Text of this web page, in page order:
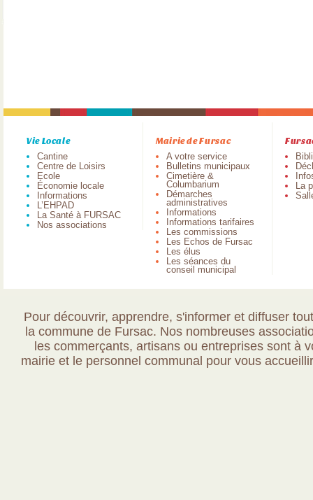
Vie Locale
Cantine
Centre de Loisirs
Ecole
Économie locale
Informations
L’EHPAD
La Santé à FURSAC
Nos associations
Mairie de Fursac
A votre service
Bulletins municipaux
Cimetière &
Columbarium
Démarches
administratives
Informations
Informations tarifaires
Les commissions
Les Echos de Fursac
Les élus
Les séances du
conseil municipal
La
Pour découvrir, apprendre, s'informer et diffuser
la commune de Fursac. Nos nombreuses
les commerçants, artisans ou entreprises sont à
mairie et le personnel communal pour vous